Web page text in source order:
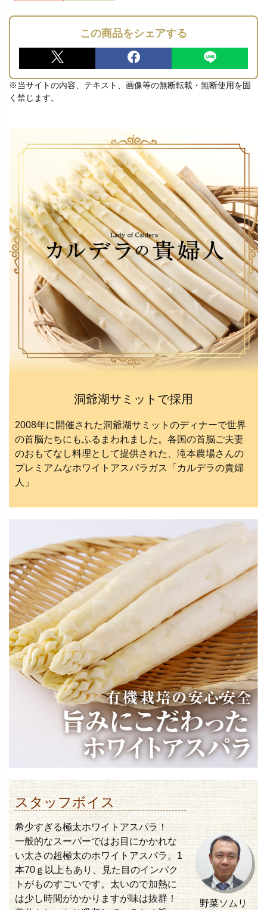
この商品をシェアする
※当サイトの内容、テキスト、画像等の無断転載・無断使用を固
く禁じます。
洞爺湖サミットで採用
2008年に開催された洞爺湖サミットのディナーで世界
の首脳たちにもふるまわれました。各国の首脳ご夫妻
のおもてなし料理として提供された、滝本農場さんの
プレミアムなホワイトアスパラガス「カルデラの貴婦
人」
スタッフボイス
希少すぎる極太ホワイトアスパラ！
一般的なスーパーではお目にかかれな
い太さの超極太のホワイトアスパラ。1
本70ｇ以上もあり、見た目のインパク
トがものすごいです。太いので加熱に
は少し時間がかかりますが味は抜群！
野菜ソムリ